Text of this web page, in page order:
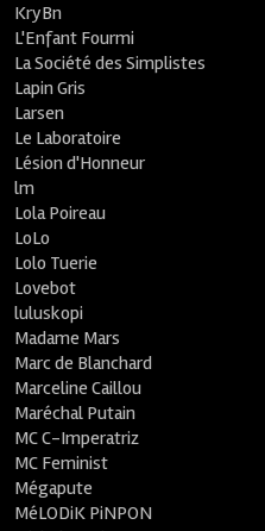
KryBn
L'Enfant Fourmi
La Société des Simplistes
Lapin Gris
Larsen
Le Laboratoire
Lésion d'Honneur
lm
Lola Poireau
LoLo
Lolo Tuerie
Lovebot
luluskopi
Madame Mars
Marc de Blanchard
Marceline Caillou
Maréchal Putain
MC C-Imperatriz
MC Feminist
Mégapute
MéLODiK PiNPON